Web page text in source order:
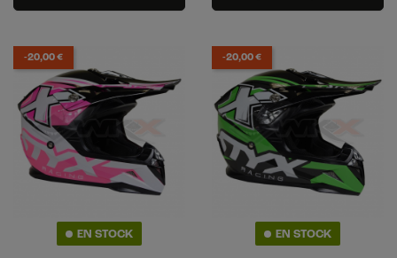
(3 avis)
-20,00 €
EN STOCK
-20,00 €
EN STOCK